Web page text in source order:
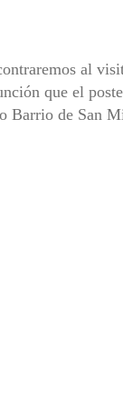
al
que el
Barrio de San